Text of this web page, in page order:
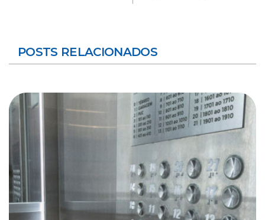
POSTS RELACIONADOS